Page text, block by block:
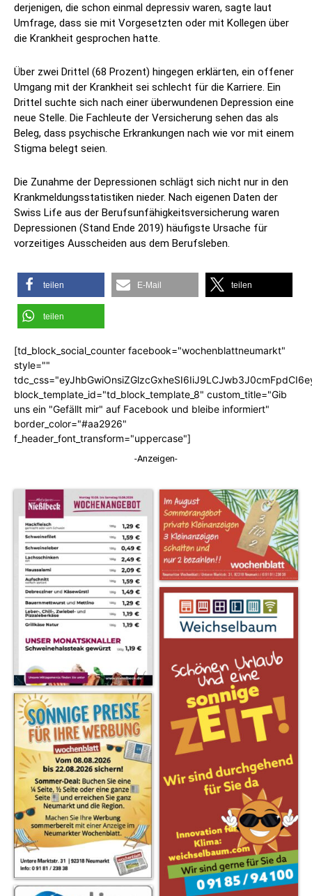
derjenigen, die schon einmal depressiv waren, sagte laut
Umfrage, dass sie mit Vorgesetzten oder mit Kollegen über
die Krankheit gesprochen hatte.
Über zwei Drittel (68 Prozent) hingegen erklärten, ein offener
Umgang mit der Krankheit sei schlecht für die Karriere. Ein
Drittel suchte sich nach einer überwundenen Depression eine
neue Stelle. Die Fachleute der Versicherung sehen das als
Beleg, dass psychische Erkrankungen nach wie vor mit einem
Stigma belegt seien.
Die Zunahme der Depressionen schlägt sich nicht nur in den
Krankmeldungsstatistiken nieder. Nach eigenen Daten der
Swiss Life aus der Berufsunfähigkeitsversicherung waren
Depressionen (Stand Ende 2019) häufigste Ursache für
vorzeitiges Ausscheiden aus dem Berufsleben.
teilen E-Mail teilen
teilen
[td_block_social_counter facebook="wochenblattneumarkt"
style=""
block_template_id="td_block_template_8" custom_title="Gib
uns ein "Gefällt mir" auf Facebook und bleibe informiert"
border_color="#aa2926"
f_header_font_transform="uppercase"]
-Anzeigen-